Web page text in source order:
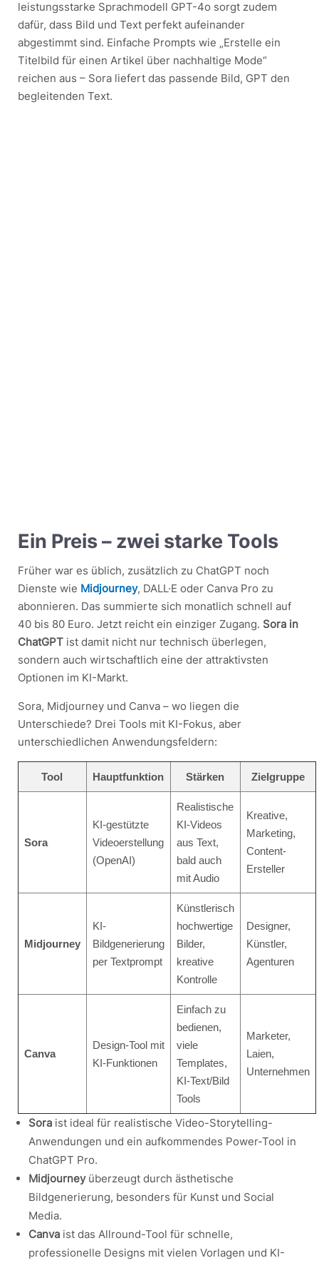
leistungsstarke Sprachmodell GPT-4o sorgt zudem
dafür, dass Bild und Text perfekt aufeinander
abgestimmt sind. Einfache Prompts wie „Erstelle ein
Titelbild für einen Artikel über nachhaltige Mode“
reichen aus – Sora liefert das passende Bild, GPT den
begleitenden Text.
Ein Preis – zwei starke Tools
Früher war es üblich, zusätzlich zu ChatGPT noch
Dienste wie Midjourney, DALL·E oder Canva Pro zu
abonnieren. Das summierte sich monatlich schnell auf
40 bis 80 Euro. Jetzt reicht ein einziger Zugang. Sora in
ChatGPTist damit nicht nur technisch überlegen,
sondern auch wirtschaftlich eine der attraktivsten
Optionen im KI-Markt.
Sora, Midjourney und Canva – wo liegen die
Unterschiede? Drei Tools mit KI-Fokus, aber
unterschiedlichen Anwendungsfeldern:
Tool Hauptfunktion Stärken Zielgruppe
Sora
KI-gestützte
Videoerstellung
(OpenAI)
Realistische
KI-Videos
aus Text,
bald auch
mit Audio
Kreative,
Marketing,
Content-
Ersteller
Midjourney
KI-
Bildgenerierung
per Textprompt
Künstlerisch
hochwertige
Bilder,
kreative
Kontrolle
Designer,
Künstler,
Agenturen
Canva
Design-Tool mit
KI-Funktionen
Einfach zu
bedienen,
viele
Templates,
KI-Text/Bild
Tools
Marketer,
Laien,
Unternehmen
Soraist ideal für realistische Video-Storytelling-
Anwendungen und ein aufkommendes Power-Tool in
ChatGPT Pro.
Midjourneyüberzeugt durch ästhetische
Bildgenerierung, besonders für Kunst und Social
Media.
Canvaist das Allround-Tool für schnelle,
professionelle Designs mit vielen Vorlagen und KI-